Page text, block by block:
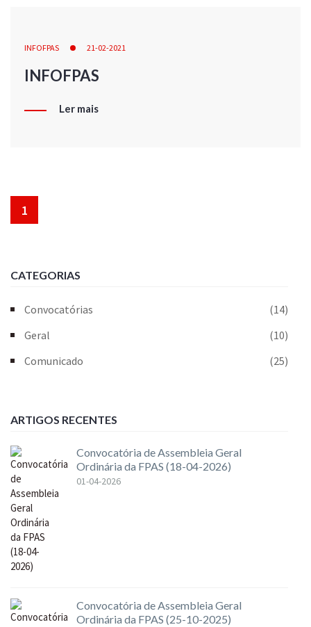
INFOFPAS 21-02-2021
INFOFPAS
Ler mais
1
CATEGORIAS
Convocatórias
(14)
Geral
(10)
Comunicado
(25)
ARTIGOS RECENTES
Convocatória de Assembleia Geral
Ordinária da FPAS (18-04-2026)
01-04-2026
Convocatória de Assembleia Geral
Ordinária da FPAS (25-10-2025)